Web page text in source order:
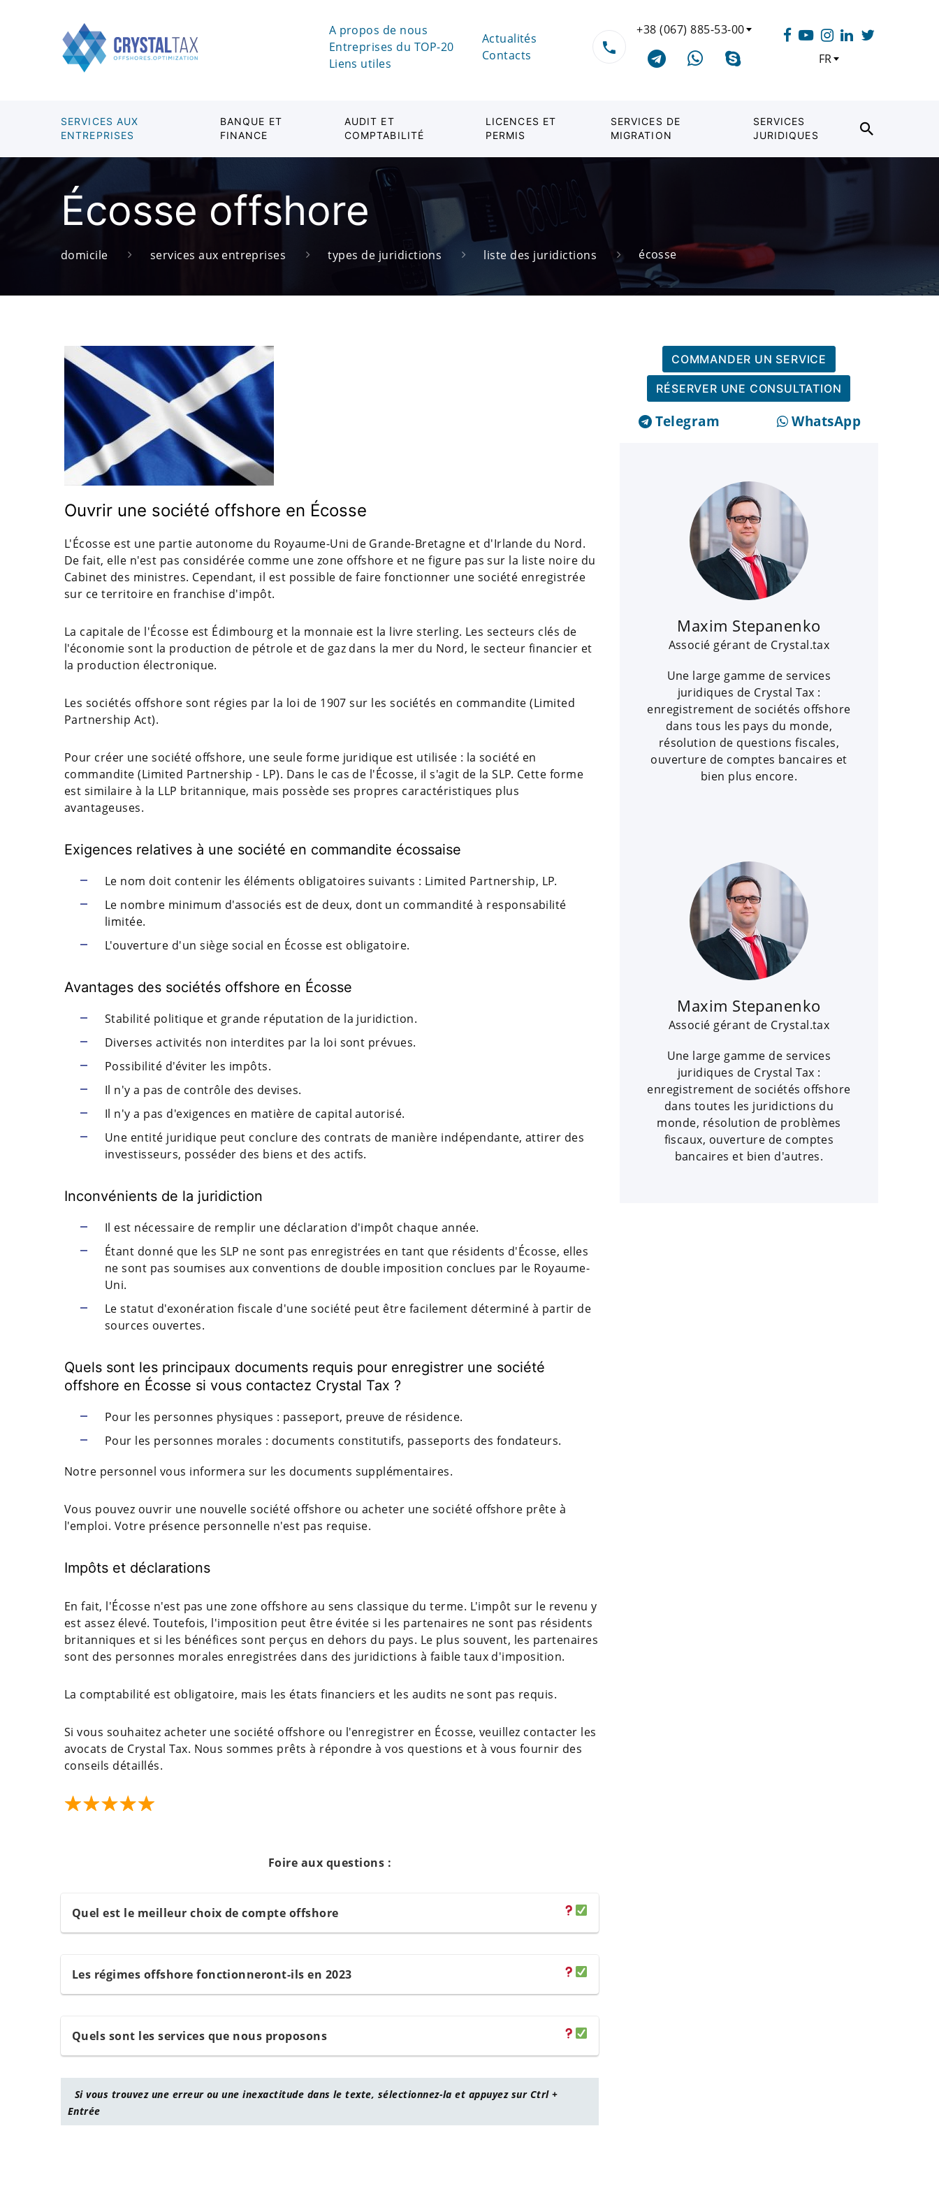
A propos de nous
Entreprises du TOP-20
Liens utiles
Actualités
Contacts
+38 (067) 885-53-00
FR
SERVICES AUX
ENTREPRISES
BANQUE ET
FINANCE
AUDIT ET
COMPTABILITÉ
LICENCES ET
PERMIS
SERVICES DE
MIGRATION
SERVICES
JURIDIQUES
Écosse offshore
domicile services aux entreprises types de juridictions liste des juridictions écosse
Ouvrir une société offshore en Écosse
L'Écosse est une partie autonome du Royaume-Uni de Grande-Bretagne et d'Irlande du Nord.
De fait, elle n'est pas considérée comme une zone offshore et ne figure pas sur la liste noire du
Cabinet des ministres. Cependant, il est possible de faire fonctionner une société enregistrée
sur ce territoire en franchise d'impôt.
La capitale de l'Écosse est Édimbourg et la monnaie est la livre sterling. Les secteurs clés de
l'économie sont la production de pétrole et de gaz dans la mer du Nord, le secteur financier et
la production électronique.
Les sociétés offshore sont régies par la loi de 1907 sur les sociétés en commandite (Limited
Partnership Act).
Pour créer une société offshore, une seule forme juridique est utilisée : la société en
commandite (Limited Partnership - LP). Dans le cas de l'Écosse, il s'agit de la SLP. Cette forme
est similaire à la LLP britannique, mais possède ses propres caractéristiques plus
avantageuses.
Exigences relatives à une société en commandite écossaise
Le nom doit contenir les éléments obligatoires suivants : Limited Partnership, LP.
Le nombre minimum d'associés est de deux, dont un commandité à responsabilité
limitée.
L'ouverture d'un siège social en Écosse est obligatoire.
Avantages des sociétés offshore en Écosse
Stabilité politique et grande réputation de la juridiction.
Diverses activités non interdites par la loi sont prévues.
Possibilité d'éviter les impôts.
Il n'y a pas de contrôle des devises.
Il n'y a pas d'exigences en matière de capital autorisé.
Une entité juridique peut conclure des contrats de manière indépendante, attirer des
investisseurs, posséder des biens et des actifs.
Inconvénients de la juridiction
Il est nécessaire de remplir une déclaration d'impôt chaque année.
Étant donné que les SLP ne sont pas enregistrées en tant que résidents d'Écosse, elles
ne sont pas soumises aux conventions de double imposition conclues par le Royaume-
Uni.
Le statut d'exonération fiscale d'une société peut être facilement déterminé à partir de
sources ouvertes.
Quels sont les principaux documents requis pour enregistrer une société
offshore en Écosse si vous contactez Crystal Tax ?
Pour les personnes physiques : passeport, preuve de résidence.
Pour les personnes morales : documents constitutifs, passeports des fondateurs.
Notre personnel vous informera sur les documents supplémentaires.
Vous pouvez ouvrir une nouvelle société offshore ou acheter une société offshore prête à
l'emploi. Votre présence personnelle n'est pas requise.
Impôts et déclarations
En fait, l'Écosse n'est pas une zone offshore au sens classique du terme. L'impôt sur le revenu y
est assez élevé. Toutefois, l'imposition peut être évitée si les partenaires ne sont pas résidents
britanniques et si les bénéfices sont perçus en dehors du pays. Le plus souvent, les partenaires
sont des personnes morales enregistrées dans des juridictions à faible taux d'imposition.
La comptabilité est obligatoire, mais les états financiers et les audits ne sont pas requis.
Si vous souhaitez acheter une société offshore ou l'enregistrer en Écosse, veuillez contacter les
avocats de Crystal Tax. Nous sommes prêts à répondre à vos questions et à vous fournir des
conseils détaillés.
Foire aux questions :
Quel est le meilleur choix de compte offshore
Les régimes offshore fonctionneront-ils en 2023
Quels sont les services que nous proposons
Si vous trouvez une erreur ou une inexactitude dans le texte, sélectionnez-la et appuyez sur Ctrl +
Entrée
COMMANDER UN SERVICE
RÉSERVER UNE CONSULTATION
Telegram WhatsApp
Maxim Stepanenko
Associé gérant de Crystal.tax
Une large gamme de services
juridiques de Crystal Tax :
enregistrement de sociétés offshore
dans tous les pays du monde,
résolution de questions fiscales,
ouverture de comptes bancaires et
bien plus encore.
Maxim Stepanenko
Associé gérant de Crystal.tax
Une large gamme de services
juridiques de Crystal Tax :
enregistrement de sociétés offshore
dans toutes les juridictions du
monde, résolution de problèmes
fiscaux, ouverture de comptes
bancaires et bien d'autres.